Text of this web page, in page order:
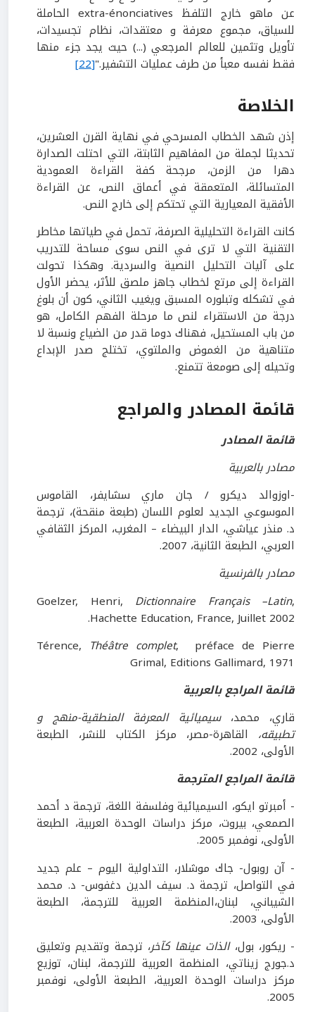
عن ماهو خارج التلفظ extra-énonciatives الحاملة
للسياق، مجموع معرفة و معتقدات، نظام تجسيدات،
تأويل وتثمين للعالم المرجعي (...) حيث يجد جزء منها
فقط نفسه معبأ من طرف عمليات التشفير."[22]
الخلاصة
إذن شهد الخطاب المسرحي في نهاية القرن العشرين،
تحديثا لجملة من المفاهيم الثابتة، التي احتلت الصدارة
دهرا من الزمن، مرجحة كفة القراءة العمودية
المتسائلة، المتعمقة في أعماق النص، عن القراءة
الأفقية المعيارية التي تحتكم إلى خارج النص.
كانت القراءة التحليلية الصرفة، تحمل في طياتها مخاطر
التقنية التي لا ترى في النص سوى مساحة للتدريب
على آليات التحليل النصية والسردية. وهكذا تحولت
القراءة إلى مرتع لخطاب جاهز ملصق للأثر، يحضر الأول
في تشكله وتبلوره المسبق ويغيب الثاني، كون أن بلوغ
درجة من الاستقراء لنص ما مرحلة الفهم الكامل، هو
من باب المستحيل، فهناك دوما قدر من الضياع ونسبة لا
متناهية من الغموض والملتوي، تختلج صدر الإبداع
وتحيله إلى صومعة تتمنع.
قائمة المصادر والمراجع
قائمة المصادر
مصادر بالعربية
-اوزوالد ديكرو / جان ماري سشايفر، القاموس
الموسوعي الجديد لعلوم اللسان (طبعة منقحة)، ترجمة
د. منذر عياشي، الدار البيضاء – المغرب، المركز الثقافي
العربي، الطبعة الثانية، 2007.
مصادر بالفرنسية
Goelzer, Henri, Dictionnaire Français –Latin,
Hachette Education, France, Juillet 2002.
Térence, Théâtre complet, préface de Pierre
Grimal, Editions Gallimard, 1971
قائمة المراجع بالعربية
قاري، محمد،سيميائية المعرفة المنطقية-منهج و
تطبيقه، القاهرة-مصر، مركز الكتاب للنشر، الطبعة
الأولى، 2002.
قائمة المراجع المترجمة
- أمبرتو ايكو، السيميائية وفلسفة اللغة، ترجمة د أحمد
الصمعي، بيروت، مركز دراسات الوحدة العربية، الطبعة
الأولى، نوفمبر 2005.
- آن روبول- جاك موشلار، التداولية اليوم – علم جديد
في التواصل، ترجمة د. سيف الدين دغفوس- د. محمد
الشيباني، لبنان،المنظمة العربية للترجمة، الطبعة
الأولى، 2003.
- ريكور، بول،الذات عينها كآخر، ترجمة وتقديم وتعليق
د.جورج زيناتي، المنظمة العربية للترجمة، لبنان، توزيع
مركز دراسات الوحدة العربية، الطبعة الأولى، نوفمبر
2005.